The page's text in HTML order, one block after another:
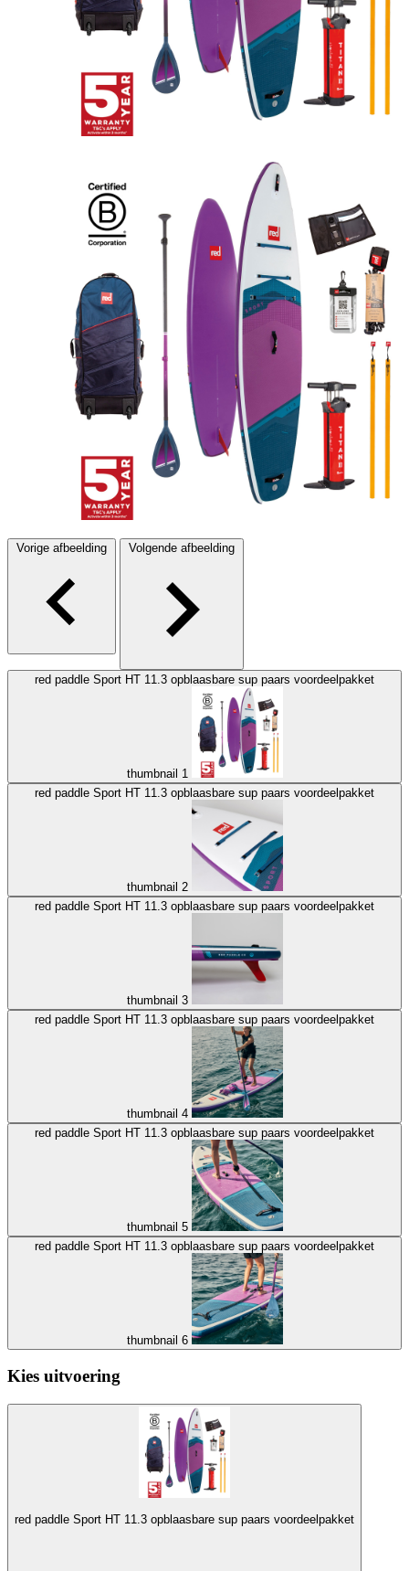
Vorige afbeelding Volgende afbeelding
red paddle Sport HT 11.3 opblaasbare sup paars voordeelpakket
thumbnail 1
red paddle Sport HT 11.3 opblaasbare sup paars voordeelpakket
thumbnail 2
red paddle Sport HT 11.3 opblaasbare sup paars voordeelpakket
thumbnail 3
red paddle Sport HT 11.3 opblaasbare sup paars voordeelpakket
thumbnail 4
red paddle Sport HT 11.3 opblaasbare sup paars voordeelpakket
thumbnail 5
red paddle Sport HT 11.3 opblaasbare sup paars voordeelpakket
thumbnail 6
Kies uitvoering
red paddle Sport HT 11.3 opblaasbare sup paars voordeelpakket